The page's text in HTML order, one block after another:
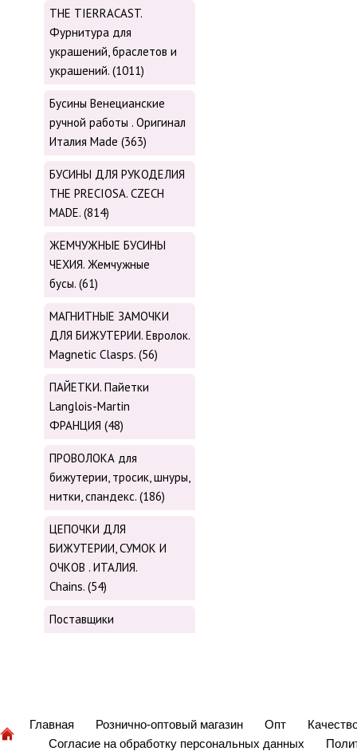
THE TIERRACAST.
Фурнитура для
украшений, браслетов и
украшений. (1011)
Бусины Венецианские
ручной работы . Оригинал
Италия Made (363)
БУСИНЫ ДЛЯ РУКОДЕЛИЯ
THE PRECIOSA. CZECH
MADE. (814)
ЖЕМЧУЖНЫЕ БУСИНЫ
ЧЕХИЯ. Жемчужные
бусы. (61)
МАГНИТНЫЕ ЗАМОЧКИ
ДЛЯ БИЖУТЕРИИ. Евролок.
Magnetic Сlasps. (56)
ПАЙЕТКИ. Пайетки
Langlois-Martin
ФРАНЦИЯ (48)
ПРОВОЛОКА для
бижутерии, тросик, шнуры,
нитки, cпандекс. (186)
ЦЕПОЧКИ ДЛЯ
БИЖУТЕРИИ, СУМОК И
ОЧКОВ . ИТАЛИЯ.
Chains. (54)
Поставщики
Главная Рознично-оптовый магазин Опт
Согласие на обработку персональных данных